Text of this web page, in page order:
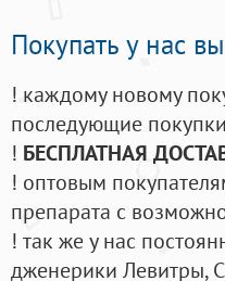
Покупать у нас
! каждому новому
последующие покупки
! БЕСПЛАТНАЯ
! оптовым
препарата с
! так же у нас
дженерики Левитры,